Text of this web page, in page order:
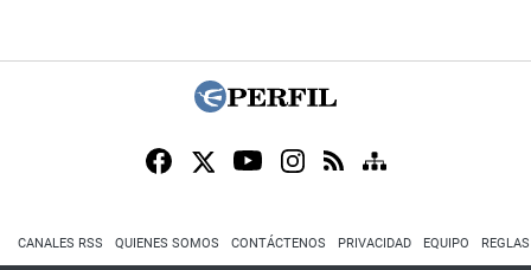
CANALES RSS QUIENES SOMOS CONTÁCTENOS PRIVACIDAD EQUIPO